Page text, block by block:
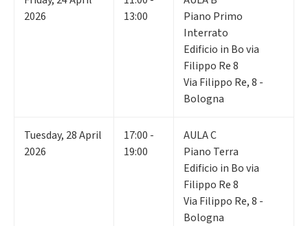
2026
13:00
Piano Primo
Interrato
Edificio in Bo via
Filippo Re 8
Via Filippo Re, 8 -
Bologna
Tuesday, 28April
2026
17:00 -
19:00
AULA C
Piano Terra
Edificio in Bo via
Filippo Re 8
Via Filippo Re, 8 -
Bologna